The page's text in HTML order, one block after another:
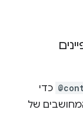
כדי
של